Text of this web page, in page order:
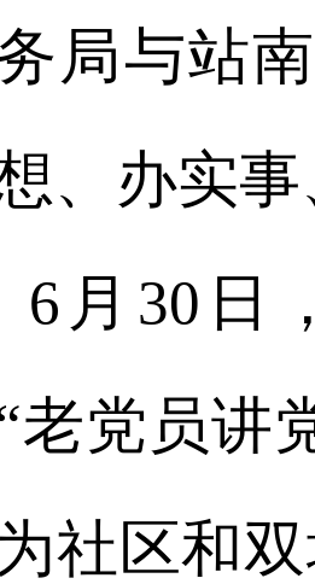
局与站
、办实
6月30日
老党员讲
社区和